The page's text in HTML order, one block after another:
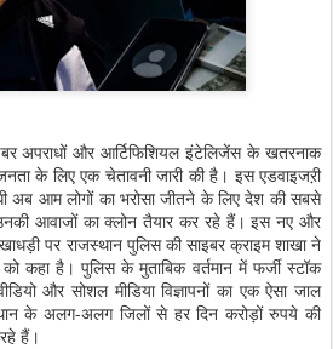
अपराधों और आर्टिफिशियल इंटेलिजेंस के खतरनाक
के लिए एक चेतावनी जारी की है। इस एडवाइजऱी
अब आम लोगों का भरोसा जीतने के लिए देश की सबसे
आवाजों का क्लोन तैयार कर रहे हैं। इस नए और
पर राजस्थान पुलिस की साइबर क्राइम शाखा ने
कहा है। पुलिस के मुताबिक वर्तमान में फर्जी स्टॉक
और सोशल मीडिया विज्ञापनों का एक ऐसा जाल
के अलग-अलग जिलों से हर दिन करोड़ों रुपये की
हैं।